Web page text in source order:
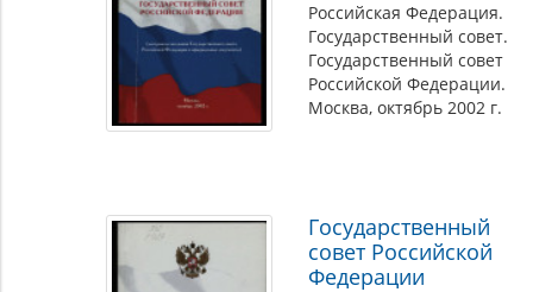
Российская Федерация.
Государственный совет.
Государственный совет
Российской Федерации.
Москва, октябрь 2002 г.
Государственный
совет Российской
Федерации